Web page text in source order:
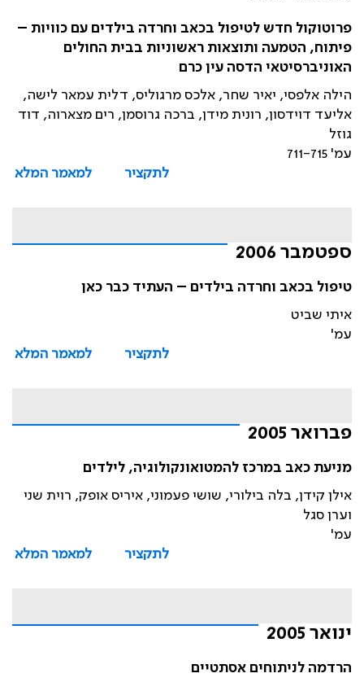
פרוטוקול חדש לטיפול בכאב וחרדה בילדים עם כוויות –
פיתוח, הטמעה ותוצאות ראשוניות בבית החולים
האוניברסיטאי הדסה עין כרם
הילה אלפסי, יאיר שחר, אלכס מרגוליס, דלית עמאר לישה,
אליעד דוידסון, רונית מידן, ברכה גרוסמן, רים מצארוה, דוד
גוזל
עמ' 711-715
לתקציר
למאמר המלא
ספטמבר 2006
טיפול בכאב וחרדה בילדים – העתיד כבר כאן
איתי שביט
עמ'
לתקציר
למאמר המלא
פברואר 2005
מניעת כאב במרכז להמטואונקולוגיה, לילדים
אילן קידן, בלה בילורי, שושי פעמוני, איריס אופק, רוית שני
וערן סגל
עמ'
לתקציר
למאמר המלא
ינואר 2005
הרדמה לניתוחים אסתטיים